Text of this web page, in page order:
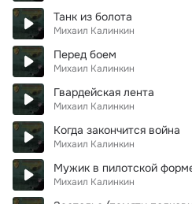
Танк из болота
Михаил Калинкин
Перед боем
Михаил Калинкин
Гвардейская лента
Михаил Калинкин
Когда закончится война
Михаил Калинкин
Мужик в пилотской
Михаил Калинкин